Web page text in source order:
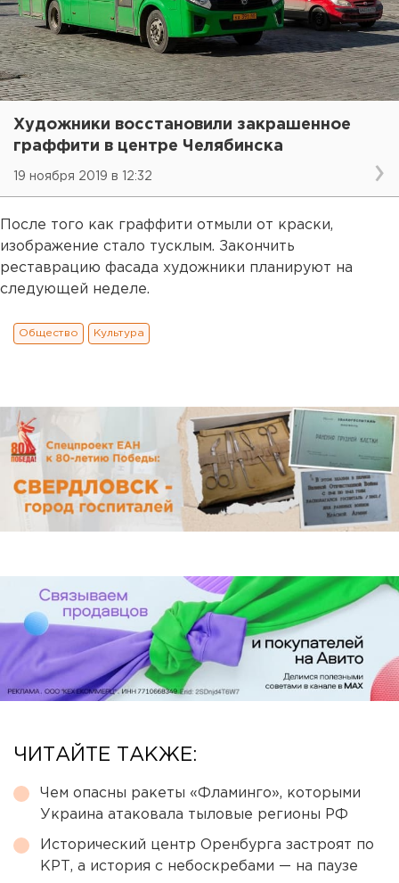
Художники восстановили закрашенное
граффити в центре Челябинска
19 ноября 2019 в 12:32
После того как граффити отмыли от краски,
изображение стало тусклым. Закончить
реставрацию фасада художники планируют на
следующей неделе.
Общество Культура
ЧИТАЙТЕ ТАКЖЕ:
Чем опасны ракеты «Фламинго», которыми
Украина атаковала тыловые регионы РФ
Исторический центр Оренбурга застроят по
КРТ, а история с небоскребами — на паузе